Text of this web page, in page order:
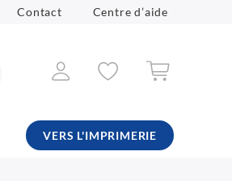
Contact Centre d’aide
VERS L'IMPRIMERIE